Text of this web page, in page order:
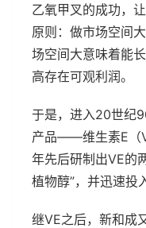
乙氧甲叉的成功，
原则：做市场空间
场空间大意味着能
高存在可观利润。
于是，进入20世纪
产品——维生素E（
年先后研制出VE的
植物醇”，并迅速投
继VE之后，新和成